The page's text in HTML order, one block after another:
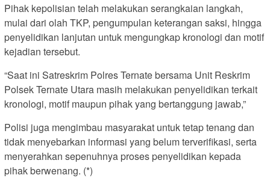
Pihak kepolisian telah melakukan serangkaian langkah,
mulai dari olah TKP, pengumpulan keterangan saksi, hingga
penyelidikan lanjutan untuk mengungkap kronologi dan motif
kejadian tersebut.
“Saat ini Satreskrim Polres Ternate bersama Unit Reskrim
Polsek Ternate Utara masih melakukan penyelidikan terkait
kronologi, motif maupun pihak yang bertanggung jawab,”
Polisi juga mengimbau masyarakat untuk tetap tenang dan
tidak menyebarkan informasi yang belum terverifikasi, serta
menyerahkan sepenuhnya proses penyelidikan kepada
pihak berwenang. (*)